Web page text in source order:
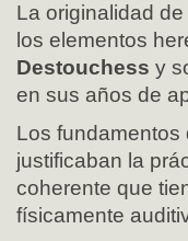
La originalidad
los elementos
Destouchess y
en sus años de
Los fundamentos
justificaban la
coherente que
físicamente